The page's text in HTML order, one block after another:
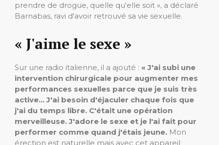
prendre de drogue, quelle qu'elle soit », a déclaré
Barnabas, ravi d'avoir retrouvé sa vie sexuelle.
« J'aime le sexe »
Sur une radio italienne, il a ajouté : « J'ai subi une
intervention chirurgicale pour augmenter mes
performances sexuelles parce que je suis très
active… J'ai besoin d'éjaculer chaque fois que
j'ai du temps libre. C'était une opération
merveilleuse. J'adore le sexe et je l'ai fait pour
performer comme quand j'étais jeune. Mon
érection est naturelle mais avec cet appareil